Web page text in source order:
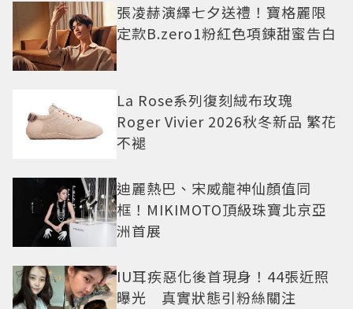
張凌赫演繹七夕送禮！寶格麗限
定款B.zero1粉紅色項鍊甜蜜告白
La Rose系列復刻絨布玫瑰
Roger Vivier 2026秋冬新品 繁花
不褪
迪麗熱巴、宋威龍神仙顏值同
框！MIKIMOTO頂級珠寶北京亞
洲首展
IU耳疾惡化後首現身！44張近照
曝光 真實狀態引粉絲關注